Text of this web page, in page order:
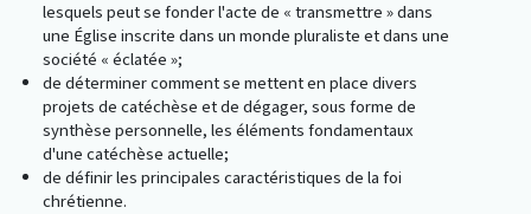
lesquels peut se fonder l'acte de « transmettre » dans
une Église inscrite dans un monde pluraliste et dans une
société « éclatée »;
de déterminer comment se mettent en place divers
projets de catéchèse et de dégager, sous forme de
synthèse personnelle, les éléments fondamentaux
d'une catéchèse actuelle;
de définir les principales caractéristiques de la foi
chrétienne.